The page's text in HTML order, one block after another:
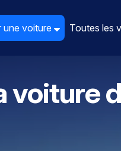
voiture Toutes les
voiture Toutes les
voiture